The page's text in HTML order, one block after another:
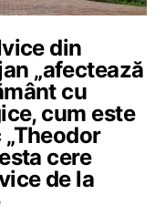
din
„afectează
cu
cum este
cere
de la